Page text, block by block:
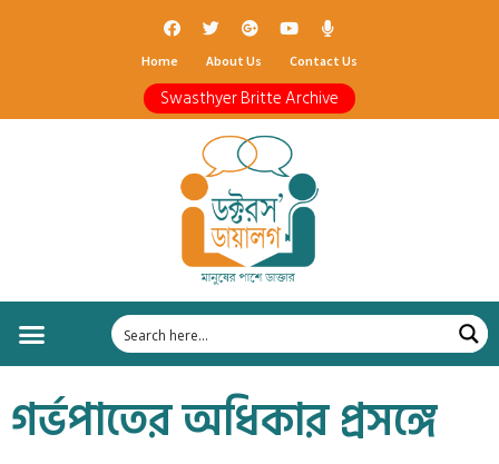
Home About Us Contact Us
Swasthyer Britte Archive
গর্ভপাতের অধিকার প্রসঙ্গে